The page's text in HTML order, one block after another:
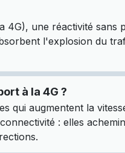
4G), une réactivité sans
l'explosion du
à la 4G ?
qui augmentent la
: elles